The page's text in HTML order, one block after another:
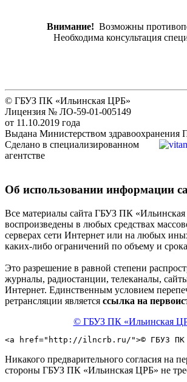
Внимание! Возможны
Необходима консультация
© ГБУЗ ПК «Ильинская ЦРБ»
Лицензия № ЛО-59-01-005149
от 11.10.2019 года
Выдана Министерством здравоохранения
Сделано в специализированном
агентстве
Об использовании информации
Все материалы сайта ГБУЗ ПК
воспроизведены в любых средствах
серверах сети Интернет или на любых
каких-либо ограничений по объему и
Это разрешение в равной степени
журналы, радиостанции, телеканалы,
Интернет. Единственным условием
ретрансляции является ссылка на
© ГБУЗ ПК «Ильинская
<a href="http://ilncrb.ru/">© ГБУЗ ПК
Никакого предварительного согласия на
стороны ГБУЗ ПК «Ильинская ЦРБ» не